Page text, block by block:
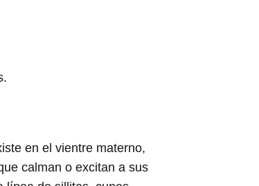
en el vientre materno,
calman o excitan a sus